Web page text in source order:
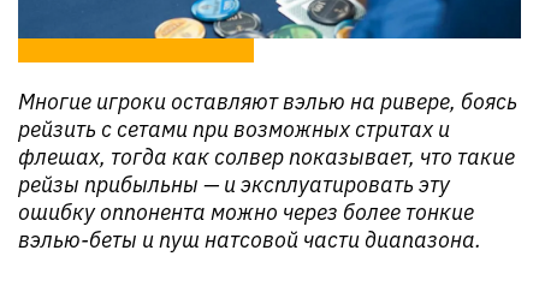
Многие игроки оставляют вэлью на ривере, боясь
рейзить с сетами при возможных стритах и
флешах, тогда как солвер показывает, что такие
рейзы прибыльны — и эксплуатировать эту
ошибку оппонента можно через более тонкие
вэлью-беты и пуш натсовой части диапазона.